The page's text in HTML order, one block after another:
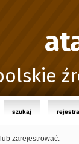
szukaj
zarejestrować.